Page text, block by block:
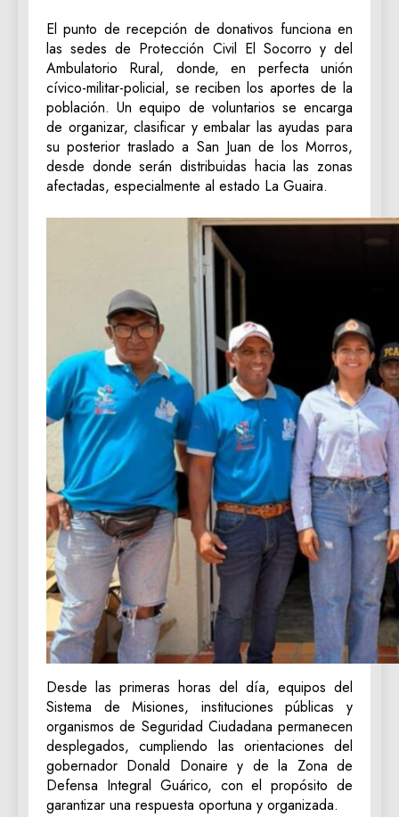
El punto de recepción de donativos funciona en
las sedes de Protección Civil El Socorro y del
Ambulatorio Rural, donde, en perfecta unión
cívico-militar-policial, se reciben los aportes de la
población. Un equipo de voluntarios se encarga
de organizar, clasificar y embalar las ayudas para
su posterior traslado a San Juan de los Morros,
desde donde serán distribuidas hacia las zonas
afectadas, especialmente al estado La Guaira.
Desde las primeras horas del día, equipos del
Sistema de Misiones, instituciones públicas y
organismos de Seguridad Ciudadana permanecen
desplegados, cumpliendo las orientaciones del
gobernador Donald Donaire y de la Zona de
Defensa Integral Guárico, con el propósito de
garantizar una respuesta oportuna y organizada.